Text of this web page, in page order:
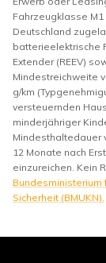
Fahrzeugklasse
Deutschland
batterieelektrische
Extender (REEV)
Mindestreichweite
g/km
versteuernden
minderjähriger
Mindesthaltedauer
12 Monate nach
einzureichen. Kein
Bundesministerium
Sicherheit (BMUKN).